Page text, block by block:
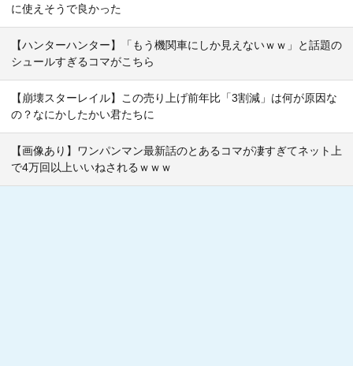
に使えそうで良かった
【ハンターハンター】「もう機関車にしか見えないｗｗ」と話題の
シュールすぎるコマがこちら
【崩壊スターレイル】この売り上げ前年比「3割減」は何が原因な
の？なにかしたかい君たちに
【画像あり】ワンパンマン最新話のとあるコマが凄すぎてネット上
で4万回以上いいねされるｗｗｗ